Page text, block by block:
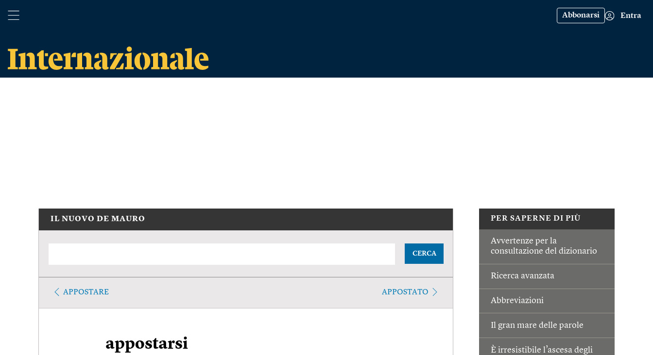
Abbonarsi Entra
PER SAPERNE DI PIÙ
Avvertenze per la
consultazione del dizionario
Ricerca avanzata
Abbreviazioni
Il gran mare delle parole
È irresistibile l’ascesa degli
IL NUOVO DE MAURO
CERCA
APPOSTARE APPOSTATO
appostarsi